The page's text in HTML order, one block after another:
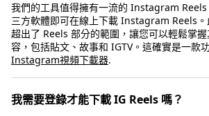
我們的工具值得擁有一流的 Instagram
三方軟體即可在線上下載 Instagram Reels
超出了 Reels 部分的範圍，讓您可以輕鬆掌
容，包括貼文、故事和 IGTV。這確實是一款
Instagram視頻下載器.
我需要登錄才能下載 IG Reels 嗎？